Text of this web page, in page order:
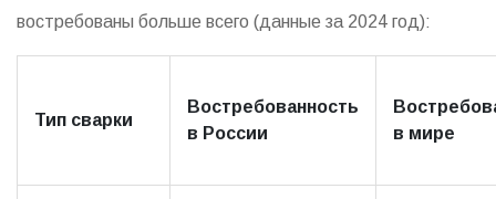
востребованы больше всего (данные за 2024 год):
Тип сварки
Востребованность
в России
в мире